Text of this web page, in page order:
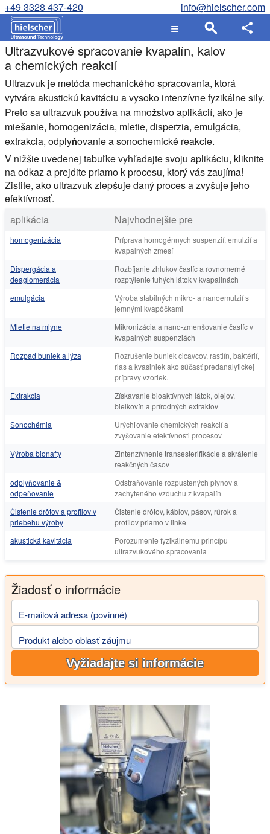
+49 3328 437-420 info@hielscher.com
Ultrazvukové spracovanie kvapalín, kalov
a chemických reakcií
Ultrazvuk je metóda mechanického spracovania, ktorá
vytvára akustickú kavitáciu a vysoko intenzívne fyzikálne sily.
Preto sa ultrazvuk používa na množstvo aplikácií, ako je
miešanie, homogenizácia, mletie, disperzia, emulgácia,
extrakcia, odplyňovanie a sonochemické reakcie.
V nižšie uvedenej tabuľke vyhľadajte svoju aplikáciu, kliknite
na odkaz a prejdite priamo k procesu, ktorý vás zaujíma!
Zistite, ako ultrazvuk zlepšuje daný proces a zvyšuje jeho
efektívnosť.
aplikácia
Najvhodnejšie pre
homogenizácia
Príprava homogénnych suspenzií, emulzií a
kvapalných zmesí
Dispergácia a
deaglomerácia
Rozbíjanie zhlukov častíc a rovnomerné
rozptýlenie tuhých látok v kvapalinách
emulgácia
Výroba stabilných mikro- a nanoemulzií s
jemnými kvapôčkami
Mletie na mlyne
Mikronizácia a nano-zmenšovanie častíc v
kvapalných suspenziách
Rozpad buniek a lýza
Rozrušenie buniek cicavcov, rastlín, baktérií,
rias a kvasiniek ako súčasť predanalytickej
prípravy vzoriek.
Extrakcia
Získavanie bioaktívnych látok, olejov,
bielkovín a prírodných extraktov
Sonochémia
Urýchľovanie chemických reakcií a
zvyšovanie efektívnosti procesov
Výroba bionafty
Zintenzívnenie transesterifikácie a skrátenie
reakčných časov
odplyňovanie &
odpeňovanie
Odstraňovanie rozpustených plynov a
zachyteného vzduchu z kvapalín
Čistenie drôtov a profilov v
priebehu výroby
Čistenie drôtov, káblov, pásov, rúrok a
profilov priamo v linke
akustická kavitácia
Porozumenie fyzikálnemu princípu
ultrazvukového spracovania
Žiadosť o informácie
E-mailová adresa (povinné)
Produkt alebo oblasť záujmu
Vyžiadajte si informácie